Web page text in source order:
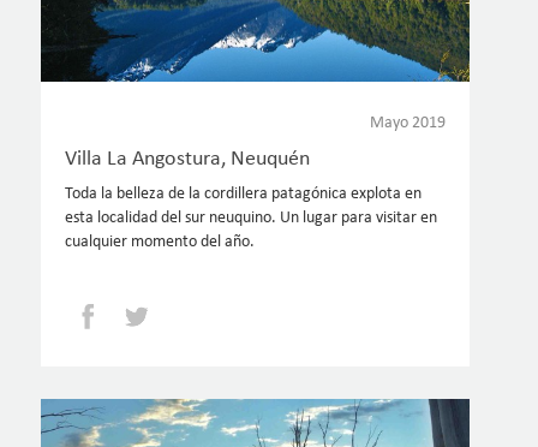
Mayo 2019
Villa La Angostura, Neuquén
Toda la belleza de la cordillera patagónica explota en
esta localidad del sur neuquino. Un lugar para visitar en
cualquier momento del año.
Facebook